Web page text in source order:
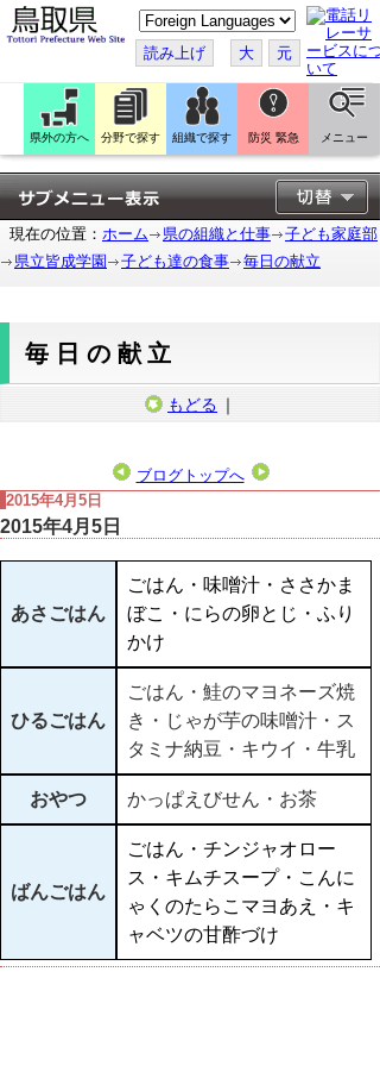
こ
の
ペ
ー
ジ
翻
訳
す
る
読み上げ 大 元
県外の方へ 分野で探す 組織で探す 防災 緊急 メニュー
現在の位置： ホーム 県の組織と仕事
子ども家庭部
県立皆成学園
子ども達の食事 毎日の献立
毎日の献立
もどる ｜
ブログトップへ
2015年4月5日
2015年4月5日
あさごはん
ごはん・味噌汁・ささかま
ぼこ・にらの卵とじ・ふり
かけ
ひるごはん
ごはん・鮭のマヨネーズ焼
き・じゃが芋の味噌汁・ス
タミナ納豆・キウイ・牛乳
おやつ かっぱえびせん・お茶
ばんごはん
ごはん・チンジャオロー
ス・キムチスープ・こんに
ゃくのたらこマヨあえ・キ
ャベツの甘酢づけ